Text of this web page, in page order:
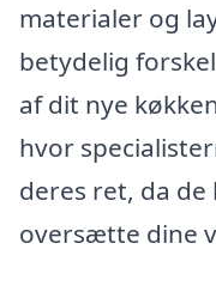
materialer og
betydelig
af dit nye
hvor
deres ret, da
oversætte dine